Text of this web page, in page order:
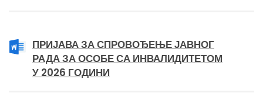
ПРИЈАВА ЗА СПРОВОЂЕЊЕ ЈАВНОГ
РАДА ЗА ОСОБЕ СА ИНВАЛИДИТЕТОМ
У 2026 ГОДИНИ